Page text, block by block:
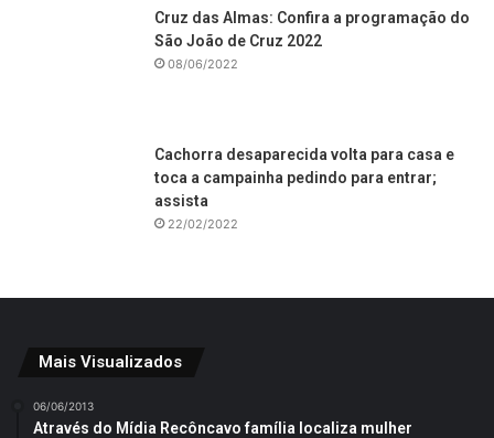
Cruz das Almas: Confira a programação do
São João de Cruz 2022
08/06/2022
Cachorra desaparecida volta para casa e
toca a campainha pedindo para entrar;
assista
22/02/2022
Mais Visualizados
06/06/2013
Através do Mídia Recôncavo família localiza mulher